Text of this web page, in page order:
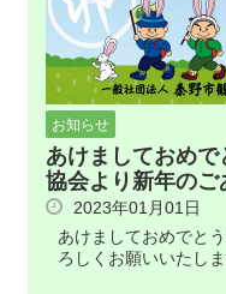
お知らせ
あけましておめ
協会より新年のご
2023年01月01日
あけましておめでと
ろしくお願いいたし